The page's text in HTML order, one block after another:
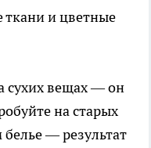
ткани и цветные
сухих вещах — он
на старых
— результат